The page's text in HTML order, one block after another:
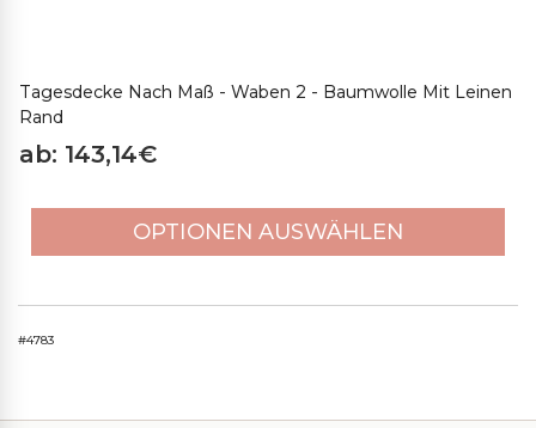
Tagesdecke Nach Maß - Waben 2 - Baumwolle Mit Leinen
Rand
ab: 143,14€
OPTIONEN AUSWÄHLEN
#4783